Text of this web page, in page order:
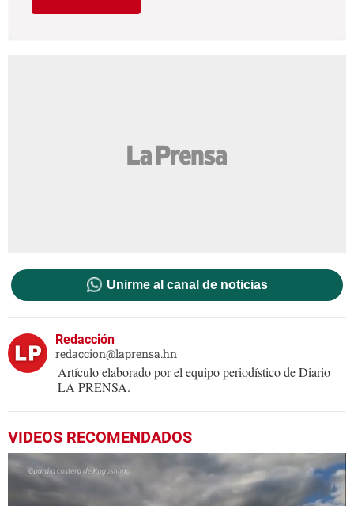
Unirme al canal de noticias
Redacción
redaccion@laprensa.hn
Artículo elaborado por el equipo periodístico de Diario
LA PRENSA.
VIDEOS RECOMENDADOS